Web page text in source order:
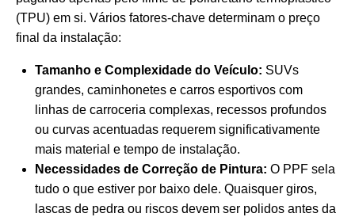
(TPU) em si. Vários fatores-chave determinam o preço
final da instalação:
Tamanho e Complexidade do Veículo: SUVs
grandes, caminhonetes e carros esportivos com
linhas de carroceria complexas, recessos profundos
ou curvas acentuadas requerem significativamente
mais material e tempo de instalação.
Necessidades de Correção de Pintura: O PPF sela
tudo o que estiver por baixo dele. Quaisquer giros,
lascas de pedra ou riscos devem ser polidos antes da